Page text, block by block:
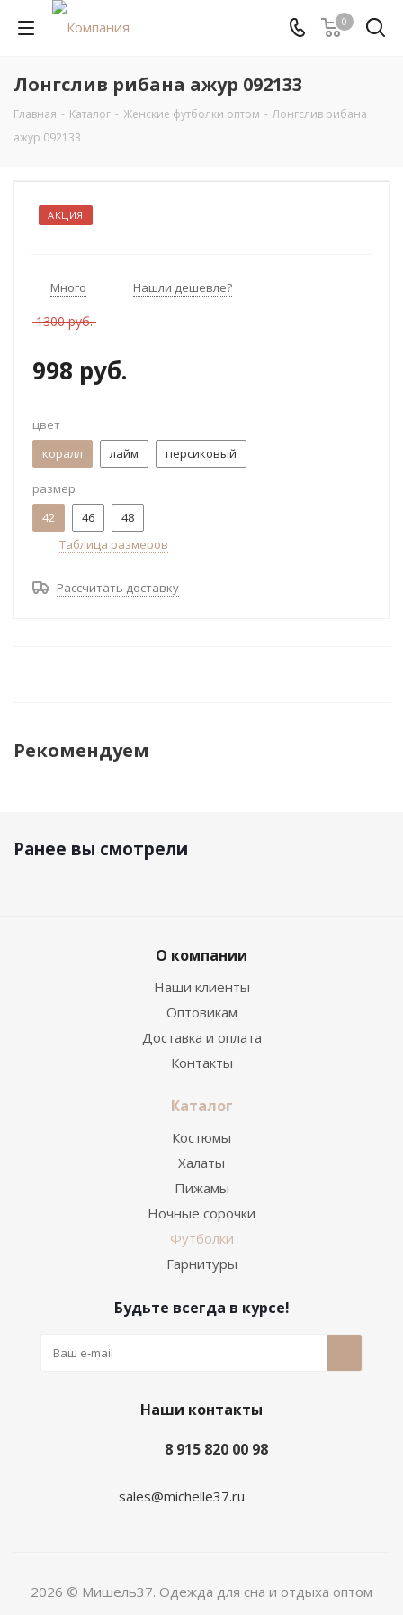
0
Лонгслив рибана ажур 092133
Главная - Каталог - Женские футболки оптом - Лонгслив рибана
ажур 092133
АКЦИЯ
Много Нашли дешевле?
1300 руб.
998 руб.
цвет
коралл
лайм персиковый
размер
42
46
48
Таблица размеров
Рассчитать доставку
Рекомендуем
Ранее вы смотрели
О компании
Наши клиенты
Оптовикам
Доставка и оплата
Контакты
Каталог
Костюмы
Халаты
Пижамы
Ночные сорочки
Футболки
Гарнитуры
Будьте всегда в курсе!
Наши контакты
8 915 820 00 98
sales@michelle37.ru
2026 © Мишель37. Одежда для сна и отдыха оптом